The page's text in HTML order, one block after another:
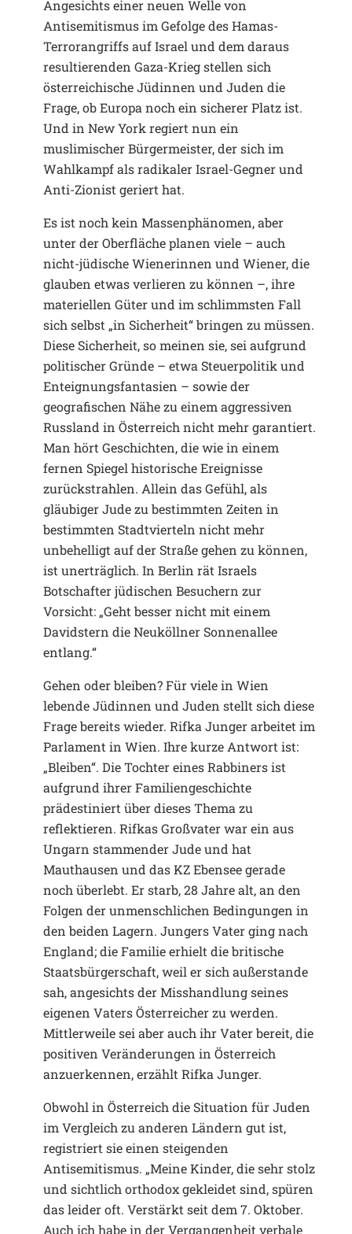
Angesichts einer neuen Welle von
Antisemitismus im Gefolge des Hamas-
Terrorangriffs auf Israel und dem daraus
resultierenden Gaza-Krieg stellen sich
österreichische Jüdinnen und Juden die
Frage, ob Europa noch ein sicherer Platz ist.
Und in New York regiert nun ein
muslimischer Bürgermeister, der sich im
Wahlkampf als radikaler Israel-Gegner und
Anti-Zionist geriert hat.
Es ist noch kein Massenphänomen, aber
unter der Oberfläche planen viele – auch
nicht-jüdische Wienerinnen und Wiener, die
glauben etwas verlieren zu können –, ihre
materiellen Güter und im schlimmsten Fall
sich selbst „in Sicherheit“ bringen zu müssen.
Diese Sicherheit, so meinen sie, sei aufgrund
politischer Gründe – etwa Steuerpolitik und
Enteignungsfantasien – sowie der
geografischen Nähe zu einem aggressiven
Russland in Österreich nicht mehr garantiert.
Man hört Geschichten, die wie in einem
fernen Spiegel historische Ereignisse
zurückstrahlen. Allein das Gefühl, als
gläubiger Jude zu bestimmten Zeiten in
bestimmten Stadtvierteln nicht mehr
unbehelligt auf der Straße gehen zu können,
ist unerträglich. In Berlin rät Israels
Botschafter jüdischen Besuchern zur
Vorsicht: „Geht besser nicht mit einem
Davidstern die Neuköllner Sonnenallee
entlang.“
Gehen oder bleiben? Für viele in Wien
lebende Jüdinnen und Juden stellt sich diese
Frage bereits wieder. Rifka Junger arbeitet im
Parlament in Wien. Ihre kurze Antwort ist:
„Bleiben“. Die Tochter eines Rabbiners ist
aufgrund ihrer Familiengeschichte
prädestiniert über dieses Thema zu
reflektieren. Rifkas Großvater war ein aus
Ungarn stammender Jude und hat
Mauthausen und das KZ Ebensee gerade
noch überlebt. Er starb, 28 Jahre alt, an den
Folgen der unmenschlichen Bedingungen in
den beiden Lagern. Jungers Vater ging nach
England; die Familie erhielt die britische
Staatsbürgerschaft, weil er sich außerstande
sah, angesichts der Misshandlung seines
eigenen Vaters Österreicher zu werden.
Mittlerweile sei aber auch ihr Vater bereit, die
positiven Veränderungen in Österreich
anzuerkennen, erzählt Rifka Junger.
Obwohl in Österreich die Situation für Juden
im Vergleich zu anderen Ländern gut ist,
registriert sie einen steigenden
Antisemitismus. „Meine Kinder, die sehr stolz
und sichtlich orthodox gekleidet sind, spüren
das leider oft. Verstärkt seit dem 7. Oktober.
Auch ich habe in der Vergangenheit verbale